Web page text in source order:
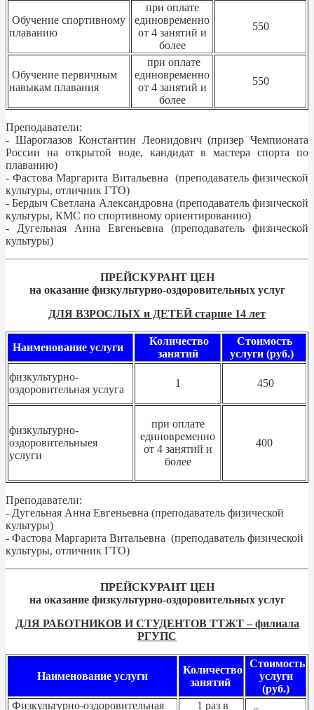
Обучение спортивному
плаванию
при оплате
единовременно
от 4 занятий и
более
550
Обучение первичным
навыкам плавания
при оплате
единовременно
от 4 занятий и
более
550
Преподаватели:
- Шароглазов Константин Леонидович (призер Чемпионата
России на открытой воде, кандидат в мастера спорта по
плаванию)
- Фастова Маргарита Витальевна (преподаватель физической
культуры, отличник ГТО)
- Бердыч Светлана Александровна (преподаватель физической
культуры, КМС по спортивному ориентированию)
- Дугельная Анна Евгеньевна (преподаватель физической
культуры)
ПРЕЙСКУРАНТ ЦЕН
на оказание физкультурно-оздоровительных услуг
ДЛЯ ВЗРОСЛЫХ и ДЕТЕЙ старше 14 лет
Наименование услуги
Количество
занятий
Стоимость
услуги (руб.)
физкультурно-
оздоровительная услуга
1 450
физкультурно-
оздоровительныея
услуги
при оплате
единовременно
от 4 занятий и
более
400
Преподаватели:
- Дугельная Анна Евгеньевна (преподаватель физической
культуры)
- Фастова Маргарита Витальевна (преподаватель физической
культуры, отличник ГТО)
ПРЕЙСКУРАНТ ЦЕН
на оказание физкультурно-оздоровительных услуг
ДЛЯ РАБОТНИКОВ И СТУДЕНТОВ ТТЖТ – филиала
РГУПС
Наименование услуги
Количество
занятий
Стоимость
услуги
(руб.)
Физкультурно-оздоровительная
1 раз в